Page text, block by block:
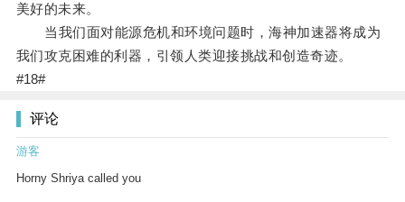
美好的未来。
当我们面对能源危机和环境问题时，海神加速器将成为
我们攻克困难的利器，引领人类迎接挑战和创造奇迹。
#18#
评论
游客
Horny Shriya called you